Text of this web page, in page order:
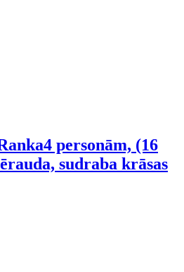
4 personām, (16
sudraba krāsas